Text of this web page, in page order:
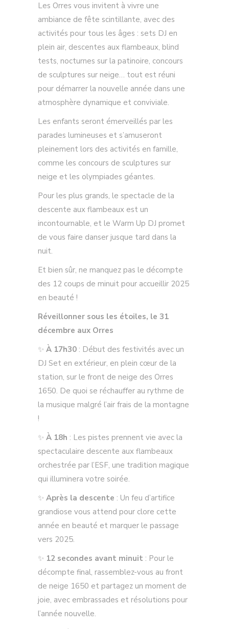
Les Orres vous invitent à vivre une
ambiance de fête scintillante, avec des
activités pour tous les âges : sets DJ en
plein air, descentes aux flambeaux, blind
tests, nocturnes sur la patinoire, concours
de sculptures sur neige… tout est réuni
pour démarrer la nouvelle année dans une
atmosphère dynamique et conviviale.
Les enfants seront émerveillés par les
parades lumineuses et s’amuseront
pleinement lors des activités en famille,
comme les concours de sculptures sur
neige et les olympiades géantes.
Pour les plus grands, le spectacle de la
descente aux flambeaux est un
incontournable, et le Warm Up DJ promet
de vous faire danser jusque tard dans la
nuit.
Et bien sûr, ne manquez pas le décompte
des 12 coups de minuit pour accueillir 2025
en beauté !
Réveillonner sous les étoiles, le 31
décembre aux Orres
✨ À 17h30 : Début des festivités avec un
DJ Set en extérieur, en plein cœur de la
station, sur le front de neige des Orres
1650. De quoi se réchauffer au rythme de
la musique malgré l’air frais de la montagne
!
✨ À 18h : Les pistes prennent vie avec la
spectaculaire descente aux flambeaux
orchestrée par l’ESF, une tradition magique
qui illuminera votre soirée.
✨ Après la descente : Un feu d’artifice
grandiose vous attend pour clore cette
année en beauté et marquer le passage
vers 2025.
✨ 12 secondes avant minuit : Pour le
décompte final, rassemblez-vous au front
de neige 1650 et partagez un moment de
joie, avec embrassades et résolutions pour
l’année nouvelle.